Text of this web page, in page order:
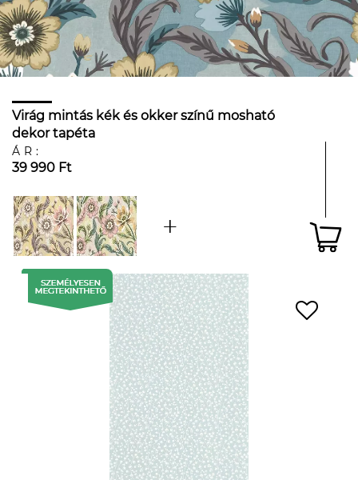
Virág mintás kék és okker színű mosható
dekor tapéta
ÁR:
39 990 Ft